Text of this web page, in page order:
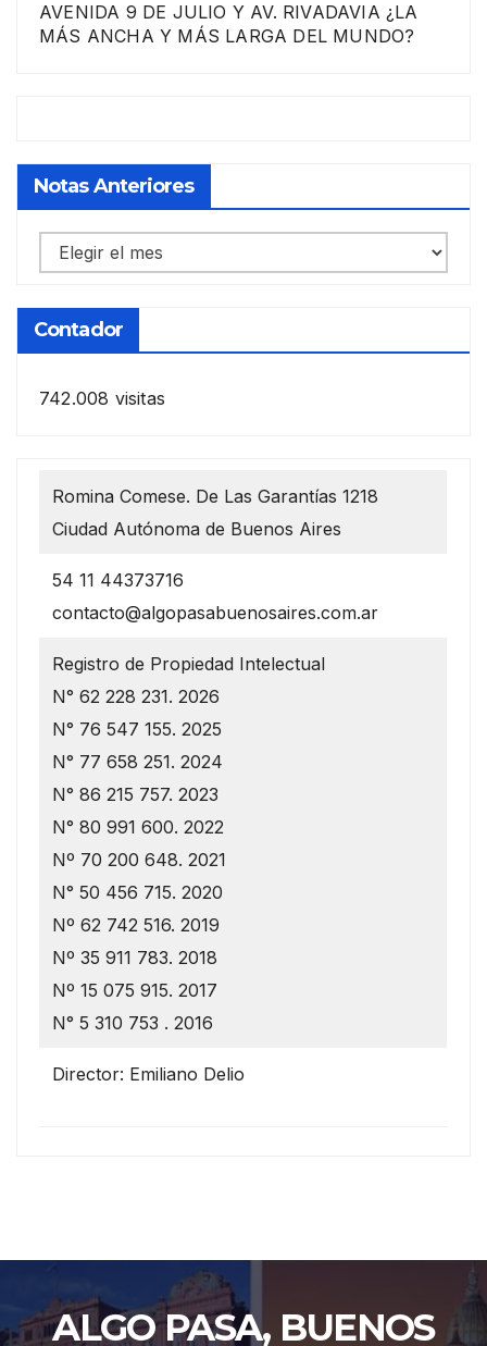
AVENIDA 9 DE JULIO Y AV. RIVADAVIA ¿LA
MÁS ANCHA Y MÁS LARGA DEL MUNDO?
Notas Anteriores
Notas
anteriores
Contador
742.008 visitas
Romina Comese. De Las Garantías 1218
Ciudad Autónoma de Buenos Aires
54 11 44373716
contacto@algopasabuenosaires.com.ar
Registro de Propiedad Intelectual
N° 62 228 231. 2026
N° 76 547 155. 2025
N° 77 658 251. 2024
N° 86 215 757. 2023
N° 80 991 600. 2022
Nº 70 200 648. 2021
N° 50 456 715. 2020
Nº 62 742 516. 2019
Nº 35 911 783. 2018
Nº 15 075 915. 2017
N° 5 310 753 . 2016
Director: Emiliano Delio
ALGO PASA, BUENOS